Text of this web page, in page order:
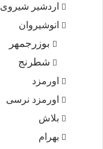
اردشیر شیروی
انوشیروان
بوزرجمهر
شطرنج
اورمزد
اورمزد نرسى‏
بلاش
بهرام